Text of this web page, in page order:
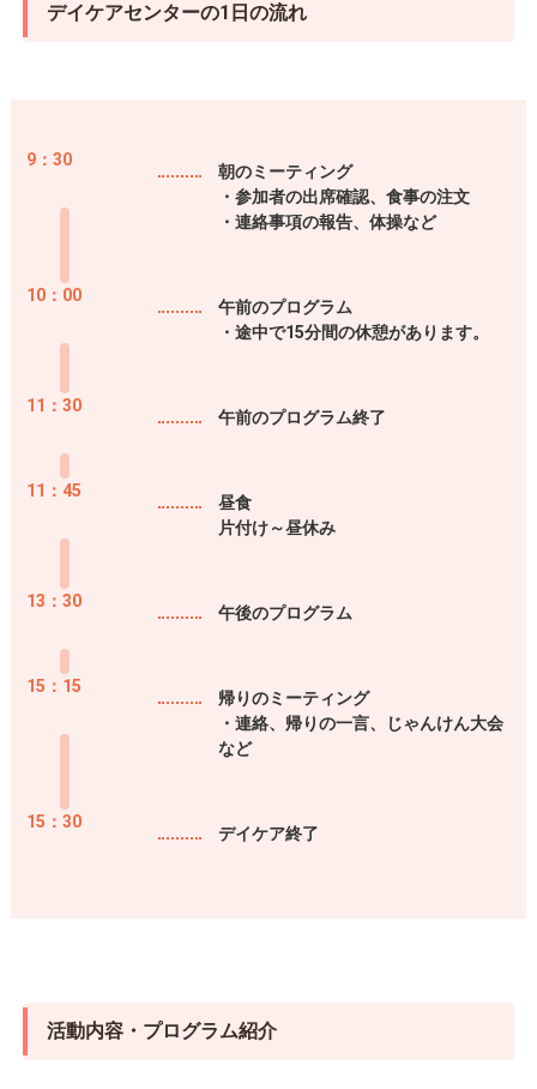
デイケアセンターの1日の流れ
9：30
朝のミーティング
・参加者の出席確認、食事の注文
・連絡事項の報告、体操など
10：00
午前のプログラム
・途中で15分間の休憩があります。
11：30
午前のプログラム終了
11：45
昼食
片付け～昼休み
13：30
午後のプログラム
15：15
帰りのミーティング
・連絡、帰りの一言、じゃんけん大会
など
15：30
デイケア終了
活動内容・プログラム紹介